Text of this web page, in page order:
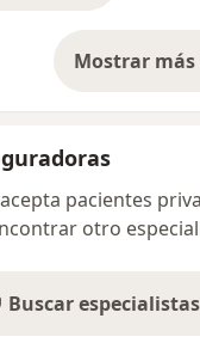
Mostrar
pacientes
otro
Buscar